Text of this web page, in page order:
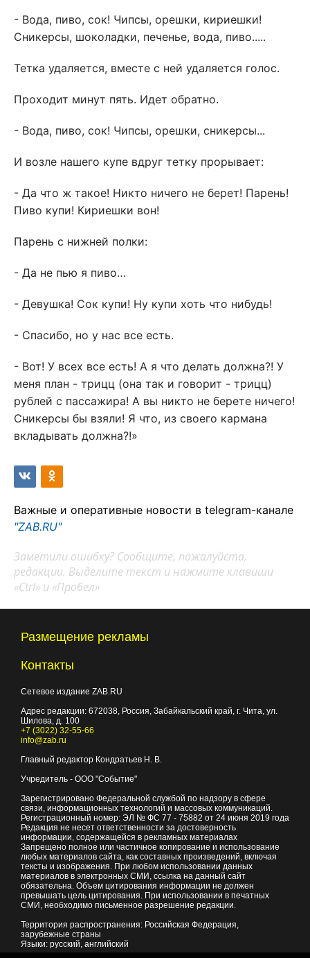
- Вода, пиво, сок! Чипсы, орешки, кириешки!
Сникерсы, шоколадки, печенье, вода, пиво.....
Тетка удаляется, вместе с ней удаляется голос.
Проходит минут пять. Идет обратно.
- Вода, пиво, сок! Чипсы, орешки, сникерсы...
И возле нашего купе вдруг тетку прорывает:
- Да что ж такое! Никто ничего не берет! Парень!
Пиво купи! Кириешки вон!
Парень с нижней полки:
- Да не пью я пиво…
- Девушка! Сок купи! Ну купи хоть что нибудь!
- Спасибо, но у нас все есть.
- Вот! У всех все есть! А я что делать должна?! У
меня план - трицц (она так и говорит - трицц)
рублей с пассажира! А вы никто не берете ничего!
Сникерсы бы взяли! Я что, из своего кармана
вкладывать должна?!»
Важные и оперативные новости в telegram-канале
"ZAB.RU"
Заметили ошибку? Сообщите, пожалуйста,
редакции. Выделите текст и нажмите клавиши
«Ctrl» и «Пробел»
Размещение рекламы
Контакты
Сетевое издание ZAB.RU
Адрес редакции: 672038, Россия, Забайкальский край, г. Чита, ул.
Шилова, д. 100
+7 (3022) 32-55-66
info@zab.ru
Главный редактор Кондратьев Н. В.
Учредитель - ООО "Событие"
Зарегистрировано Федеральной службой по надзору в сфере
связи, информационных технологий и массовых коммуникаций.
Регистрационный номер: ЭЛ № ФС 77 - 75882 от 24 июня 2019 года
Редакция не несет ответственности за достоверность
информации, содержащейся в рекламных материалах
Запрещено полное или частичное копирование и использование
любых материалов сайта, как составных произведений, включая
тексты и изображения. При любом использовании данных
материалов в электронных СМИ, ссылка на данный сайт
обязательна. Объем цитирования информации не должен
превышать цель цитирования. При использовании в печатных
СМИ, необходимо письменное разрешение редакции.
Территория распространения: Российская Федерация,
зарубежные страны
Языки: русский, английский